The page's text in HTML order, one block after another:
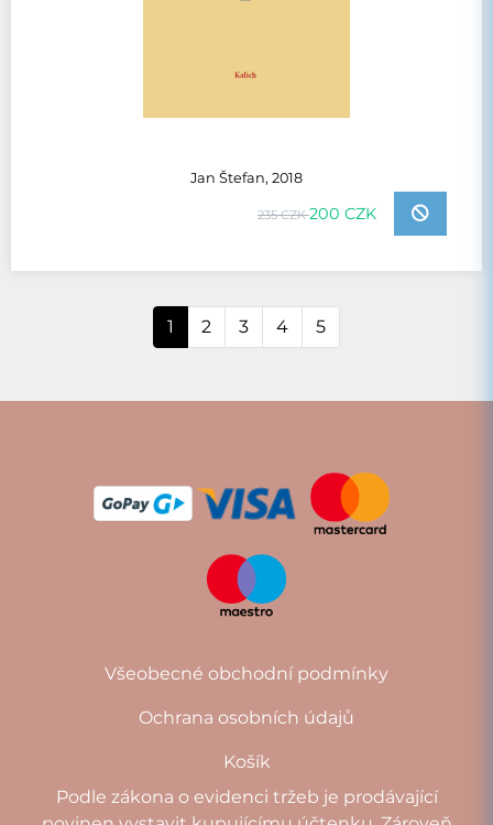
Jan Štefan, 2018
235 CZK200 CZK
1 2 3 4 5
Všeobecné obchodní podmínky
Ochrana osobních údajů
Košík
Podle zákona o evidenci tržeb je prodávající